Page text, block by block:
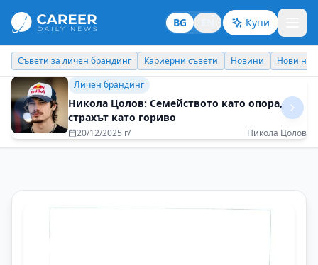
BG Купи
Кариерни съвети Новини Нови назначения Днес празнува
Идеи отвъд границите
Животът е кратък, а светът – голям
28/06/2025 г/ Петър Пунчев